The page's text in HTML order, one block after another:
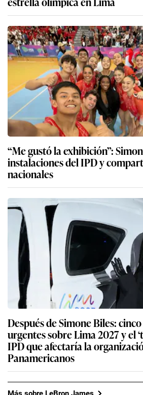
“Me gustó la exhibición”:
instalaciones del IPD y
nacionales
Después de Simone Biles:
urgentes sobre Lima 2027 y el
IPD que afectaría la
Panamericanos